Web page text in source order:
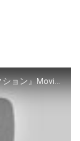
『アラジン ダイヤモンド・コレクション』MovieNEX 予告編